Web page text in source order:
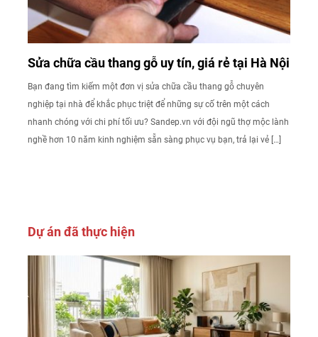
Sửa chữa cầu thang gỗ uy tín, giá rẻ tại Hà Nội
Bạn đang tìm kiếm một đơn vị sửa chữa cầu thang gỗ chuyên
nghiệp tại nhà để khắc phục triệt để những sự cố trên một cách
nhanh chóng với chi phí tối ưu? Sandep.vn với đội ngũ thợ mộc lành
nghề hơn 10 năm kinh nghiệm sẵn sàng phục vụ bạn, trả lại vẻ […]
Dự án đã thực hiện